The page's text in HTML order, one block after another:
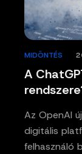
A
MIDÖNTÉS
Az OpenAI
digitális
felhasználó